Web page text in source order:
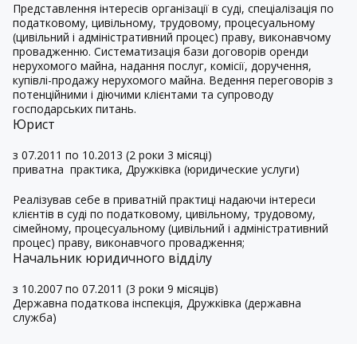
Представлення інтересів організації в суді, спеціалізація по
податковому, цивільному, трудовому, процесуальному
(цивільний і адміністративний процес) праву, виконавчому
провадженню. Систематизація бази договорів оренди
нерухомого майна, надання послуг, комісії, доручення,
купівлі-продажу нерухомого майна. Ведення переговорів з
потенційними і діючими клієнтами та супроводу
господарських питань.
Юрист
з 07.2011 по 10.2013 (2 роки 3 місяці)
приватна практика, Дружківка (юридические услуги)
Реалізував себе в приватній практиці надаючи інтереси
клієнтів в суді по податковому, цивільному, трудовому,
сімейному, процесуальному (цивільний і адміністративний
процес) праву, виконавчого провадження;
Начальник юридичного відділу
з 10.2007 по 07.2011 (3 роки 9 місяців)
Державна податкова інспекція, Дружківка (державна
служба)